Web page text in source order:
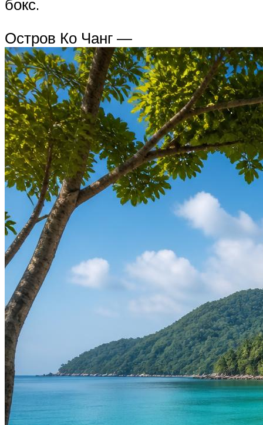
бокс.
Остров Ко Чанг —